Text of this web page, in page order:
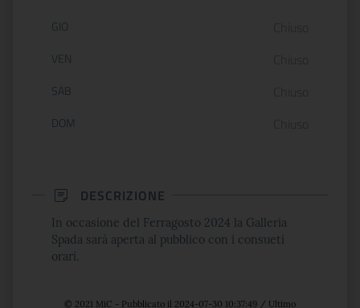
GIO
VEN
SAB
DOM
DESCRIZIONE
In occasione del Ferragosto 2024 la Galleria
Spada sarà aperta al pubblico con i consueti
orari.
© 2021 MiC - Pubblicato il 2024-07-30 10:37:49 / Ultimo